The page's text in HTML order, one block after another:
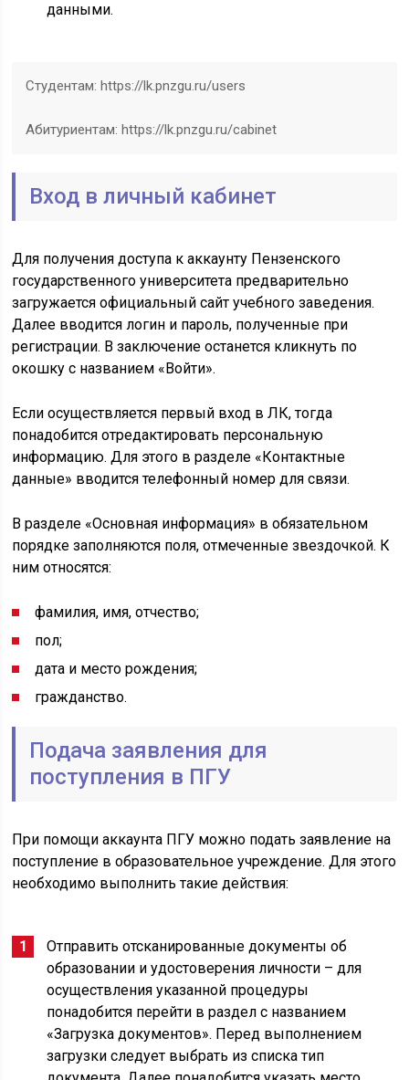
данными.
Студентам: https://lk.pnzgu.ru/users
Абитуриентам: https://lk.pnzgu.ru/cabinet
Вход в личный кабинет
Для получения доступа к аккаунту Пензенского
государственного университета предварительно
загружается официальный сайт учебного заведения.
Далее вводится логин и пароль, полученные при
регистрации. В заключение останется кликнуть по
окошку с названием «Войти».
Если осуществляется первый вход в ЛК, тогда
понадобится отредактировать персональную
информацию. Для этого в разделе «Контактные
данные» вводится телефонный номер для связи.
В разделе «Основная информация» в обязательном
порядке заполняются поля, отмеченные звездочкой. К
ним относятся:
фамилия, имя, отчество;
пол;
дата и место рождения;
гражданство.
Подача заявления для
поступления в ПГУ
При помощи аккаунта ПГУ можно подать заявление на
поступление в образовательное учреждение. Для этого
необходимо выполнить такие действия:
Отправить отсканированные документы об
образовании и удостоверения личности – для
осуществления указанной процедуры
понадобится перейти в раздел с названием
«Загрузка документов». Перед выполнением
загрузки следует выбрать из списка тип